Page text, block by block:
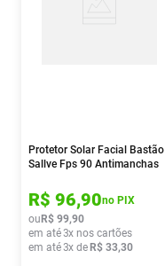
Protetor Solar Facial Bastão
Sallve Fps 90 Antimanchas
R$ 96,90no PIX
ou R$ 99,90
em até3x nos cartões
em até3x de R$ 33,30